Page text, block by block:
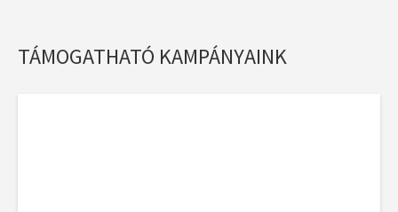
TÁMOGATHATÓ KAMPÁNYAINK